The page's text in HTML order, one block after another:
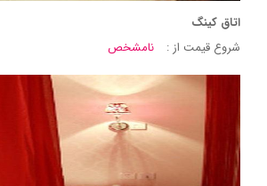
اتاق کینگ
شروع قیمت از :
نامشخص